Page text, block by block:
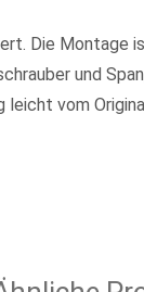
Die Montage
und
leicht vom